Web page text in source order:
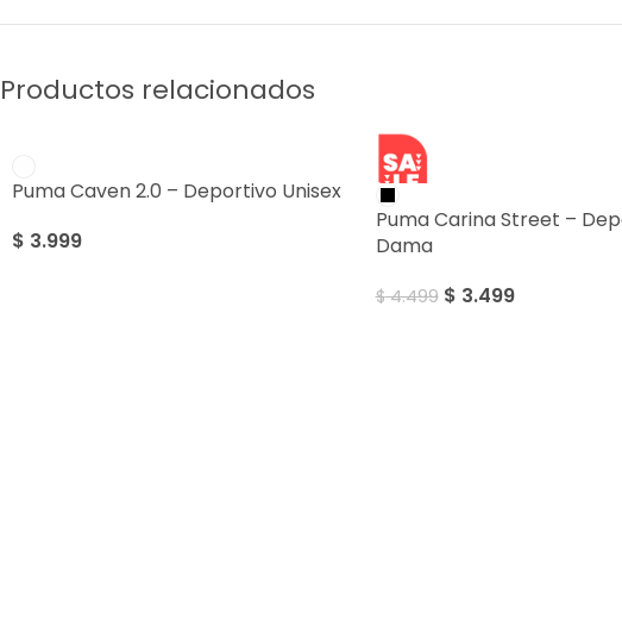
Productos relacionados
Puma Caven 2.0 – Deportivo Unisex
$ 3.999
SALE
Puma Carina Street –
Dama
$4.499 $ 3.499